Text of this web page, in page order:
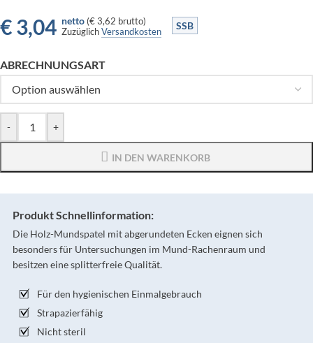
€3,04 netto (€ 3,62 brutto)
ZuzüglichVersandkosten SSB
ABRECHNUNGSART
- +
IN DEN WARENKORB
Produkt Schnellinformation:
Die Holz-Mundspatel mit abgerundeten Ecken eignen sich
besonders für Untersuchungen im Mund-Rachenraum und
besitzen eine splitterfreie Qualität.
Für den hygienischen Einmalgebrauch
Strapazierfähig
Nicht steril